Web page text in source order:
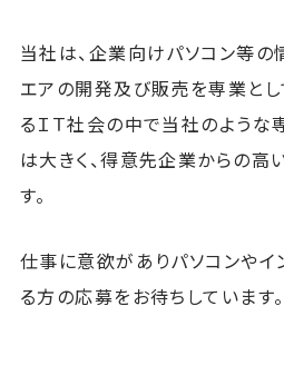
当社は、企業向けパソコン等の
エアの開発及び販売を専業とし
るＩＴ社会の中で当社のような
は大きく、得意先企業からの高
す。
仕事に意欲がありパソコンやイ
る方の応募をお待ちしています。